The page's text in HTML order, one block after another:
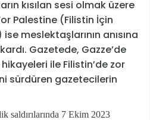
kısılan sesi olmak üzere
Palestine (Filistin İçin
meslektaşlarının anısına
Gazetede, Gazze’de
ile Filistin’de zor
sürdüren gazetecilerin
saldırılarında 7 Ekim 2023